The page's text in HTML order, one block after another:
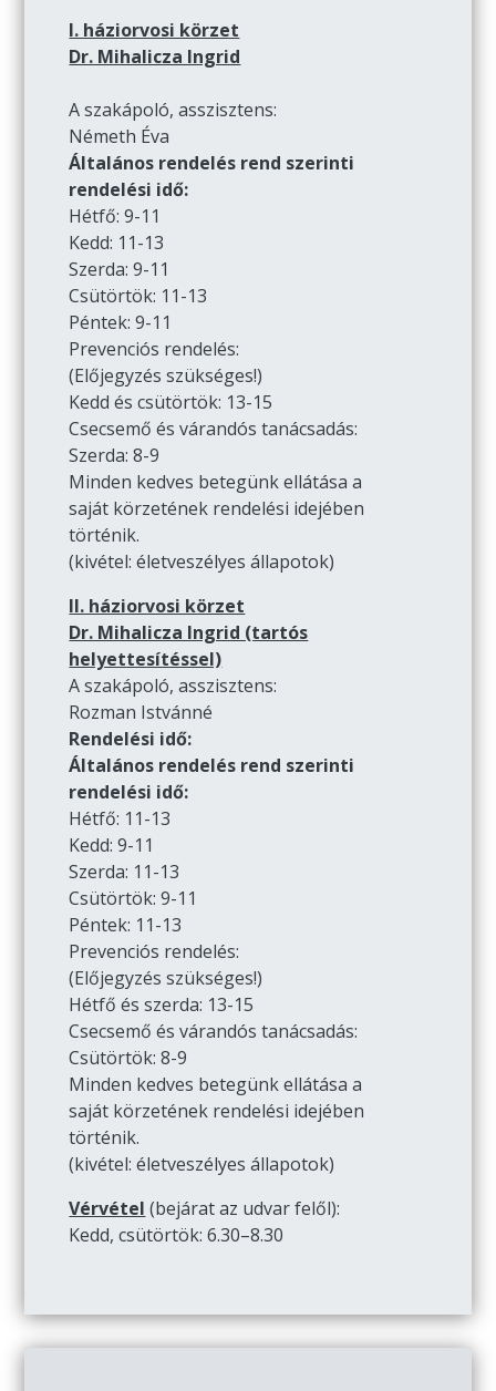
I. háziorvosi körzet
Dr. Mihalicza Ingrid
A szakápoló, asszisztens:
Németh Éva
Általános rendelés rend szerinti
rendelési idő:
Hétfő: 9-11
Kedd: 11-13
Szerda: 9-11
Csütörtök: 11-13
Péntek: 9-11
Prevenciós rendelés:
(Előjegyzés szükséges!)
Kedd és csütörtök: 13-15
Csecsemő és várandós tanácsadás:
Szerda: 8-9
Minden kedves betegünk ellátása a
saját körzetének rendelési idejében
történik.
(kivétel: életveszélyes állapotok)
II. háziorvosi körzet
Dr. Mihalicza Ingrid (tartós
helyettesítéssel)
A szakápoló, asszisztens:
Rozman Istvánné
Rendelési idő:
Általános rendelés rend szerinti
rendelési idő:
Hétfő: 11-13
Kedd: 9-11
Szerda: 11-13
Csütörtök: 9-11
Péntek: 11-13
Prevenciós rendelés:
(Előjegyzés szükséges!)
Hétfő és szerda: 13-15
Csecsemő és várandós tanácsadás:
Csütörtök: 8-9
Minden kedves betegünk ellátása a
saját körzetének rendelési idejében
történik.
(kivétel: életveszélyes állapotok)
Vérvétel (bejárat az udvar felől):
Kedd, csütörtök: 6.30–8.30